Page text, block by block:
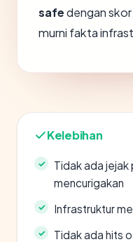
safedengan skor
murni fakta
Kelebihan
Tidak ada
mencurigakan
Infrastruktur
Tidak ada hits